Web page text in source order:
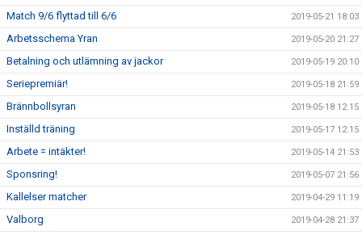
Match 9/6 flyttad till 6/6 2019-05-21 18:03
Arbetsschema Yran 2019-05-20 21:27
Betalning och utlämning av jackor 2019-05-19 20:10
Seriepremiär! 2019-05-18 21:59
Brännbollsyran 2019-05-18 12:15
Inställd träning 2019-05-17 12:15
Arbete = intäkter! 2019-05-14 21:53
Sponsring! 2019-05-07 21:56
Kallelser matcher 2019-04-29 11:19
Valborg 2019-04-28 21:37